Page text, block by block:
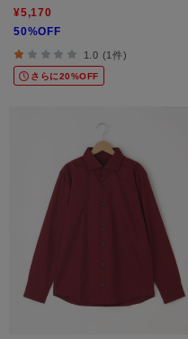
セール/オフプライス/カジュアル/デイリ
ー/トレンド】
¥5,170
50%OFF
1.0 (1件)
さらに20%OFF